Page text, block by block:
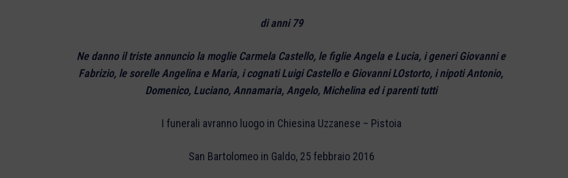
di anni 79
Ne danno il triste annuncio la moglie Carmela Castello, le figlie Angela e Lucia, i generi Giovanni e
Fabrizio, le sorelle Angelina e Maria, i cognati Luigi Castello e Giovanni LOstorto, i nipoti Antonio,
Domenico, Luciano, Annamaria, Angelo, Michelina ed i parenti tutti
I funerali avranno luogo in Chiesina Uzzanese – Pistoia
San Bartolomeo in Galdo, 25 febbraio 2016